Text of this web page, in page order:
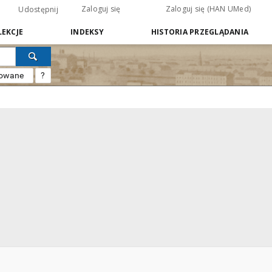
Udostępnij Zaloguj się Zaloguj się (HAN UMed)
INDEKSY HISTORIA PRZEGLĄDANIA
?